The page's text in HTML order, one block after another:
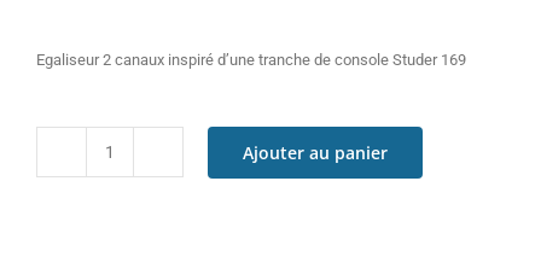
Egaliseur 2 canaux inspiré d’une tranche de console Studer 169
quantité
Ajouter au panier